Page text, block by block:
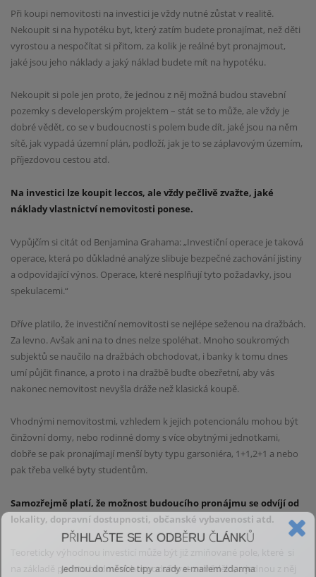
Při koupi nemovitosti na investici je vždy nutné zůstat v realitě.
Nekoupit si na hypotéku byt, který zatím budete pronajímat, než děti
vyrostou a nespočítat si přitom, za kolik je reálné byt pronajmout,
jaké jsou jeho náklady a jaký náklad budete mít na hypotéku.
Nekoupit si pole jen proto, že jednou z něj možná budou stavební
pozemky s developerským projektem – stát se to může, ale vždy je
dobré vědět, co se v budoucnosti s polem bude dít, jaké jsou na něm
sítě, jak vypadá územní plán, podloží, jak je to se záplavovým územím,
příjezdovou cestou atd.
Na investici lze koupit leccos, ale vždy pečlivě zvažte, jaké
náklady vlastnictví nemovitosti ponese.
Vypůjčím si citát od Benjamina Grahama: „Investiční operace je taková
operace, která po důkladné analýze slibuje bezpečné zachování jistiny
a odpovídající výnos. Operace, které nesplňují tyto požadavky, jsou
spekulacemi.“
Dříve platilo, že investiční nemovitosti se nejlépe seženou na dražbách.
Za levno. Avšak ani na to dnes nelze spoléhat. Mnoho soukromých
subjektů se naučilo na dražbách obchodovat, i banky k tomu dnes
umí půjčit finance, a proto i na dražbě buďte obezřetní, aby vás
nakonec nemovitost nevyšla dráže než klasická koupě.
Vhodnými nemovitostmi, vzhledem k jejich potencionálu mohou být
činžovní domy, nebo rodinné domy s více obytnými jednotkami,
dobře se pak pronajímají menší byty typu garsoniéra, 1+1,2+1 a nebo
pak třeba velké byty studentům.
Samozřejmě platí, že možnost budoucího pronájmu se odvíjíod
lokality, dopravní dostupnosti, občanské vybavenosti atd.
Teoreticky výhodnou investicí může být již
zmiňované pole, které si
na základě pachtu budou obhospodařovat zemědělci, a jednou z něj
PŘIHLAŠTE SE K ODBĚRU ČLÁNKŮ
Jednou do měsíce tipy a rady e-mailem zdarma